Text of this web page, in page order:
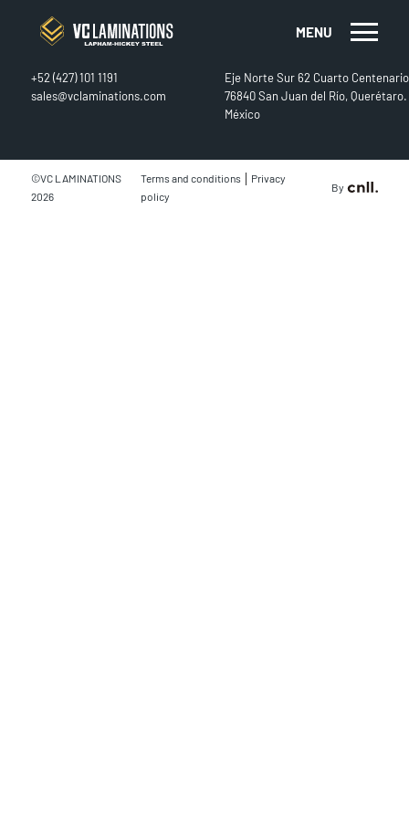
MENU
CONTACT
+52 (427) 101 1191
sales@vclaminations.com
Eje Norte Sur 62 Cuarto Centenario
76840 San Juan del Río, Querétaro.
México
©VC LAMINATIONS
2026
Terms and conditions | Privacy
policy
By